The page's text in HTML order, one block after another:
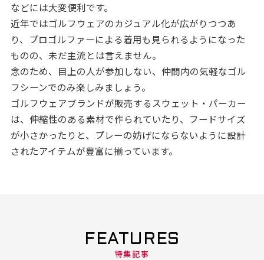
などには大変便利です。
近年ではゴルフウェアのカジュアル化が広がりつつあ
り、プロゴルファーによる着用も見られるようになった
ものの、未だ主流とは言えません。
念のため、目上の人が参加しない、仲間内の気軽なゴル
フシーンでのみ楽しみましょう。
ゴルフウェアブランドが販売するスウェット・パーカー
は、伸縮性のある素材で作られていたり、フードサイズ
が小さかったりと、プレーの妨げにならないように設計
されたアイテムが豊富に揃っています。
FEATURES
特集記事